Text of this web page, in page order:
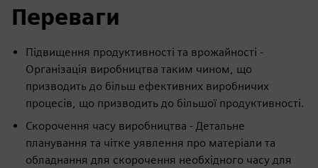
Переваги
Підвищення продуктивності та врожайності -
Організація виробництва таким чином, що
призводить до більш ефективних виробничих
процесів, що призводить до більшої продуктивності.
Скорочення часу виробництва - Детальне
планування та чітке уявлення про матеріали та
обладнання для скорочення необхідного часу для